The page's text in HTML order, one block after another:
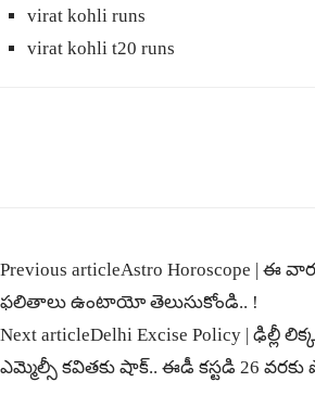
virat kohli runs
virat kohli t20 runs
Previous articleAstro Horoscope | ఈ
ఫలితాలు ఉంటాయో తెలుసుకోండి.. !
Next articleDelhi Excise Policy | ఢిల్లీ
ఎమ్మెల్సీ కవితకు షాక్‌.. ఈడీ క‌స్ట‌డి 26 వరకు